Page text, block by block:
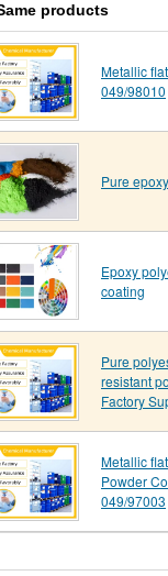
products
Metallic
049/98010
Pure
Epoxy
coating
Pure
resistant
Factory
Metallic
Powder
049/97003